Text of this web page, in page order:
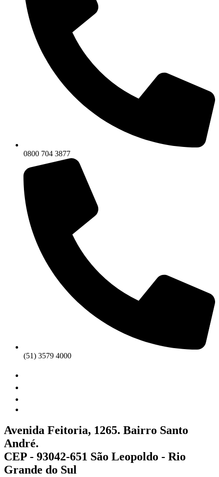
0800 704 3877
(51) 3579 4000
Avenida Feitoria, 1265. Bairro Santo
André.
CEP - 93042-651 São Leopoldo - Rio
Grande do Sul